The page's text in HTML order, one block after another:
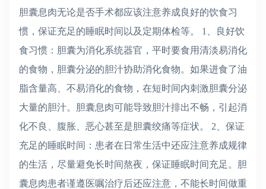
胆囊息肉无论是否手术都应该注意养成良好的饮食习
惯，保证充足的睡眠时间以及定期体检等。 1、良好饮
食习惯：胆囊为消化系统器官，平时要食用清淡易消化
的食物，胆囊分泌的胆汁协助消化食物。如果进食了油
脂含量高、不易消化的食物，在短时间内刺激胆囊分泌
大量的胆汁。胆囊息肉可能导致胆汁排出不畅，引起消
化不良、腹胀、恶心甚至是胆囊绞痛等症状。 2、保证
充足的睡眠时间：患者在日常生活中还应注意养成规律
的生活，尽量避免长时间熬夜，保证睡眠时间充足。胆
囊息肉患者谨遵医嘱治疗后还应注意，不能长时间做重